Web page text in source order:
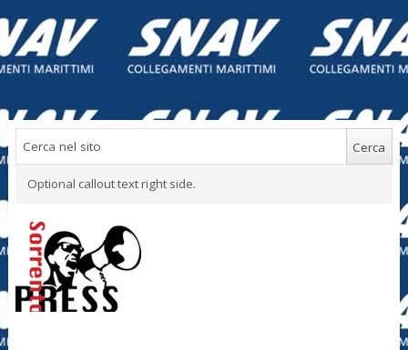
Optional callout text right side.